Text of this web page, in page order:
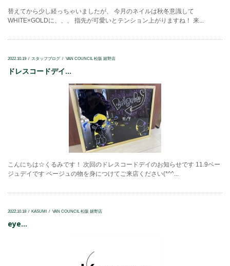
替えてから少し経っちゃいましたが、 今月のネイルは秋冬意識して
WHITE×GOLDに、、、 指先が可愛いとテンション上がりますね！ 来...
2022.10.19 スタッフブログ VAN COUNCIL 松阪 嬉野店
ドレスコードデイ...
こんにちは☆くるみです！ 次回のドレスコードデイのお知らせです 11.9ベー
ジュデイです ベージュの物を身につけてご来店ください(*^^...
2022.10.18 KASUMI VAN COUNCIL 松阪 嬉野店
eye...